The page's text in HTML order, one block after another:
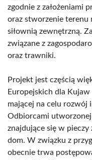
zgodnie z założeniami
oraz stworzenie terenu
siłownią zewnętrzną.
związane z
oraz trawniki.
Projekt jest częścią
Europejskich dla
mającej na celu rozwój
Odbiorcami
znajdujące się w
dom. W związku z
obecnie trwa